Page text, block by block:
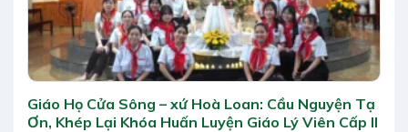
Giáo Họ Cửa Sông – xứ Hoà Loan: Cầu Nguyện Tạ
Ơn, Khép Lại Khóa Huấn Luyện Giáo Lý Viên Cấp II